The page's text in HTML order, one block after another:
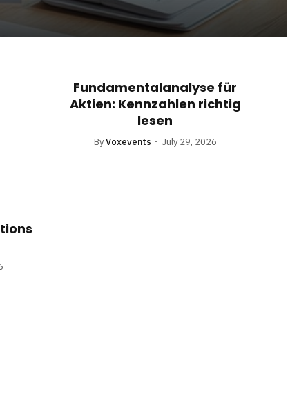
Fundamentalanalyse für
Aktien: Kennzahlen richtig
lesen
By Voxevents July 29, 2026